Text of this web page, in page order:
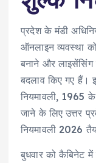
प्रदेश के मंडी
ऑनलाइन व्यवस्था
बनाने और
बदलाव किए गए हैं।
नियमावली, 1965
जाने के लिए उत्तर
नियमावली 2026
बुधवार को कैबिनेट में